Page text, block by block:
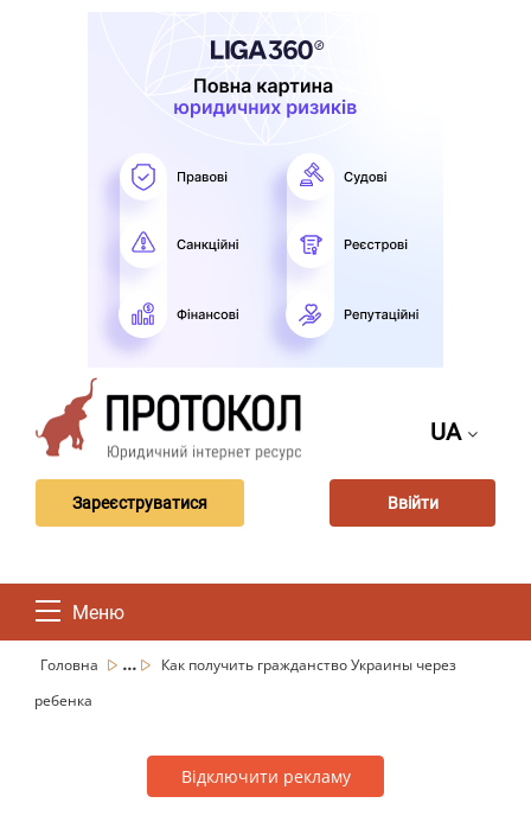
UA
Зареєструватися Ввійти
Меню
Головна ...
Как получить гражданство Украины через
ребенка
Відключити рекламу